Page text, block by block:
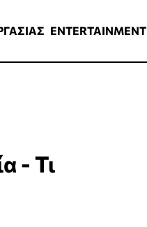
ENTERTAINMENT
- Τι